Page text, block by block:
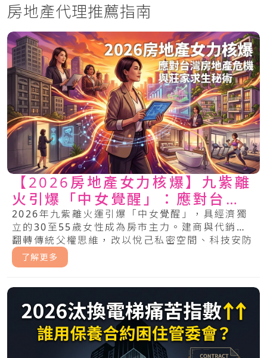
房地產代理推薦指南
【2026房地產女力核爆】九紫離
火引爆「中女覺醒」：應對台灣
房地產危機與莊家求生秘術
2026年九紫離火運引爆「中女覺醒」，具經濟獨
立的30至55歲女性成為房市主力。建商與代銷須
翻轉傳統父權思維，改以悅己私密空間、科技安防
與情緒價值回應女性剛需，才能掌握地產新金權。
了解更多